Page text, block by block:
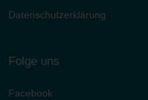
Datenschutzerklärung
Folge uns
Facebook